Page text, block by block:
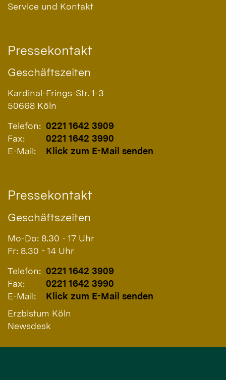
Service und Kontakt
Pressekontakt
Geschäftszeiten
Kardinal-Frings-Str. 1-3
50668 Köln
Telefon: 0221 1642 3909
Fax:
0221 1642 3990
E-Mail:
Klick zum E-Mail senden
Pressekontakt
Geschäftszeiten
Mo-Do: 8.30 - 17 Uhr
Fr: 8.30 - 14 Uhr
Telefon: 0221 1642 3909
Fax:
0221 1642 3990
E-Mail:
Klick zum E-Mail senden
Erzbistum Köln
Newsdesk